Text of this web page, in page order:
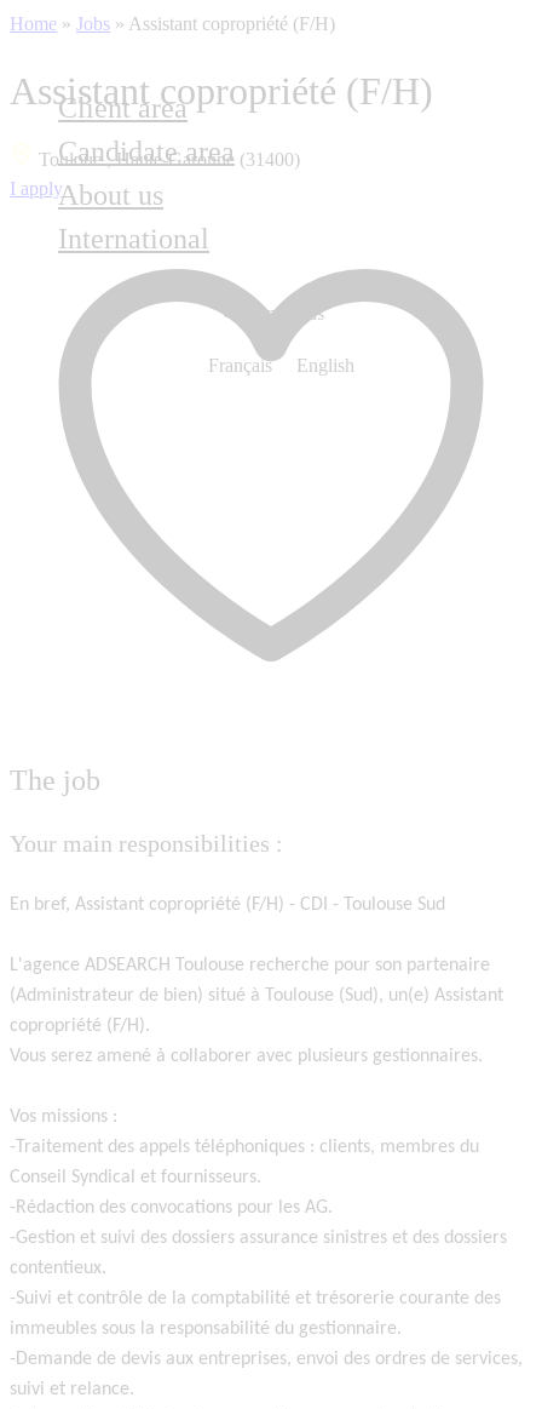
Client area
Candidate area
About us
International
Contact us
Français English
Home » Jobs » Assistant copropriété (F/H)
Assistant copropriété (F/H)
Touloue , Haute-Garonne (31400)
I apply
The job
Your main responsibilities :
En bref, Assistant copropriété (F/H) - CDI - Toulouse Sud
L'agence ADSEARCH Toulouse recherche pour son partenaire
(Administrateur de bien) situé à Toulouse (Sud), un(e) Assistant
copropriété (F/H).
Vous serez amené à collaborer avec plusieurs gestionnaires.
Vos missions :
-Traitement des appels téléphoniques : clients, membres du
Conseil Syndical et fournisseurs.
-Rédaction des convocations pour les AG.
-Gestion et suivi des dossiers assurance sinistres et des dossiers
contentieux.
-Suivi et contrôle de la comptabilité et trésorerie courante des
immeubles sous la responsabilité du gestionnaire.
-Demande de devis aux entreprises, envoi des ordres de services,
suivi et relance.